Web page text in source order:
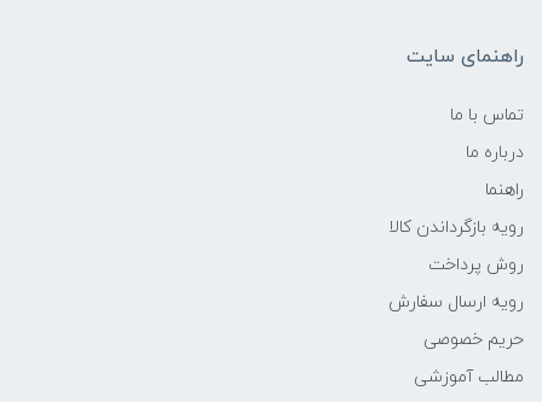
راهنمای سایت
تماس با ما
درباره ما
راهنما
رویه‌ بازگرداندن کالا
روش پرداخت
رویه ارسال سفارش
حریم خصوصی
مطالب آموزشی